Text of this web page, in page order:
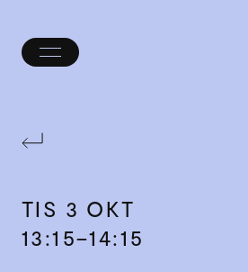
Öppna/stäng
TIS 3 OKT
13:15–14:15